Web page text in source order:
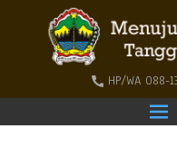
HP/WA 088-